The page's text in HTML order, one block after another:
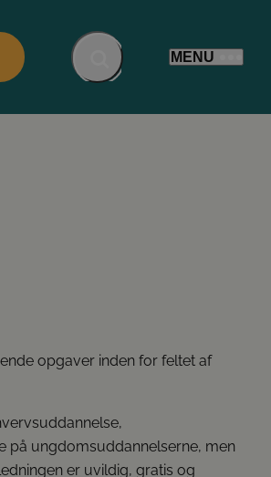
MENU
opgaver inden for feltet af
på ungdomsuddannelserne, men
er uvildig, gratis og